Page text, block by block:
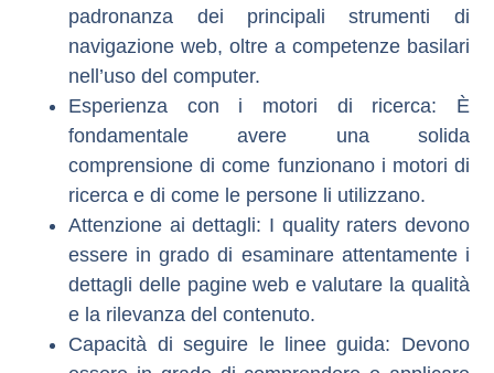
padronanza dei principali strumenti di
navigazione web, oltre a competenze basilari
nell’uso del computer.
Esperienza con i motori di ricerca: È
fondamentale avere una solida
comprensione di come funzionano i motori di
ricerca e di come le persone li utilizzano.
Attenzione ai dettagli: I quality raters devono
essere in grado di esaminare attentamente i
dettagli delle pagine web e valutare la qualità
e la rilevanza del contenuto.
Capacità di seguire le linee guida: Devono